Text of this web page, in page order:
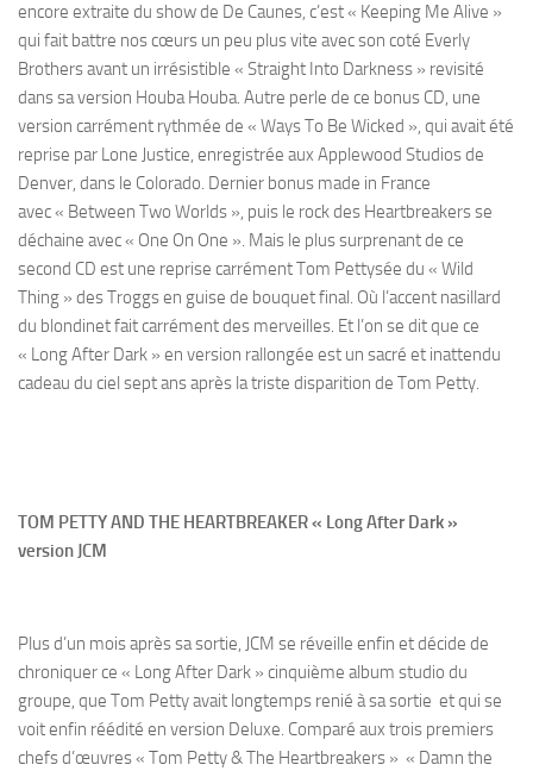
encore extraite du show de De Caunes, c’est « Keeping Me Alive »
qui fait battre nos cœurs un peu plus vite avec son coté Everly
Brothers avant un irrésistible « Straight Into Darkness » revisité
dans sa version Houba Houba. Autre perle de ce bonus CD, une
version carrément rythmée de « Ways To Be Wicked », qui avait été
reprise par Lone Justice, enregistrée aux Applewood Studios de
Denver, dans le Colorado. Dernier bonus made in France
avec « Between Two Worlds », puis le rock des Heartbreakers se
déchaine avec « One On One ». Mais le plus surprenant de ce
second CD est une reprise carrément Tom Pettysée du « Wild
Thing » des Troggs en guise de bouquet final. Où l’accent nasillard
du blondinet fait carrément des merveilles. Et l’on se dit que ce
« Long After Dark » en version rallongée est un sacré et inattendu
cadeau du ciel sept ans après la triste disparition de Tom Petty.
TOM PETTY AND THE HEARTBREAKER « Long After Dark »
version JCM
Plus d’un mois après sa sortie, JCM se réveille enfin et décide de
chroniquer ce « Long After Dark » cinquième album studio du
groupe, que Tom Petty avait longtemps renié à sa sortie et qui se
voit enfin réédité en version Deluxe. Comparé aux trois premiers
chefs d’œuvres « Tom Petty & The Heartbreakers » « Damn the